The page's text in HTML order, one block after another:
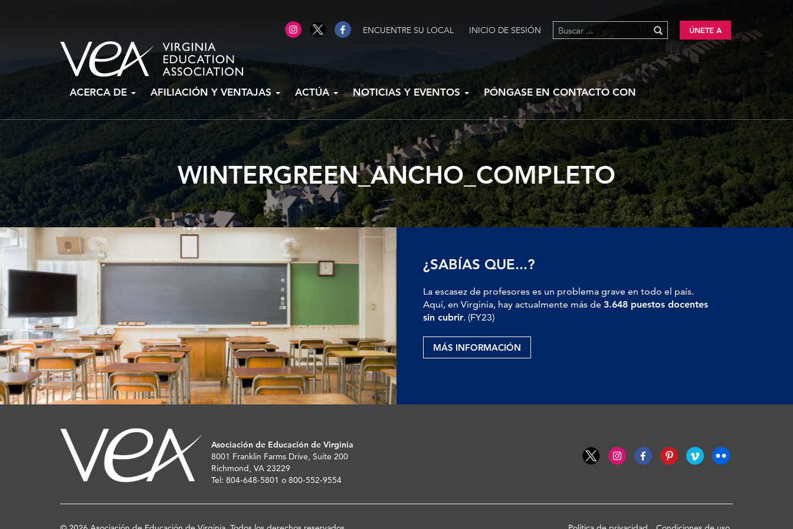
ENCUENTRE SU LOCAL INICIO DE SESIÓN ÚNETE A
ACERCA DE AFILIACIÓN Y VENTAJAS ACTÚA NOTICIAS Y EVENTOS PÓNGASE EN CONTACTO CON
WINTERGREEN_ANCHO_COMPLETO
¿SABÍAS QUE...?
La escasez de profesores es un problema grave en todo el país.
Aquí, en Virginia, hay actualmente más de 3.648 puestos docentes
sin cubrir. (FY23)
MÁS INFORMACIÓN
Asociación de Educación de Virginia
8001 Franklin Farms Drive, Suite 200
Richmond, VA 23229
Tel: 804-648-5801 o 800-552-9554